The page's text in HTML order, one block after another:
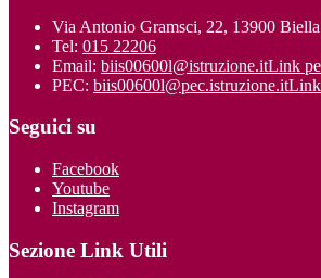
Via Antonio Gramsci, 22, 13900
Tel: 015 22206
Email: biis00600l@istruzione.itLink
PEC: biis00600l@pec.istruzione.itLink
Seguici su
Facebook
Youtube
Instagram
Sezione Link Utili